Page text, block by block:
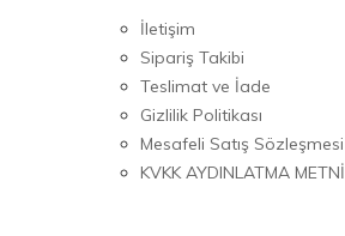
İletişim
Sipariş Takibi
Teslimat ve İade
Gizlilik Politikası
Mesafeli Satış Sözleşmesi
KVKK AYDINLATMA METNİ